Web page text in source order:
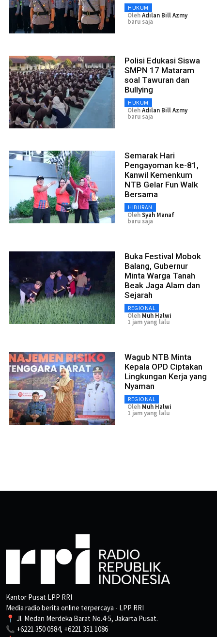
HUKUM
OlehAdilan Bill Azmy
baru saja
Polisi Edukasi Siswa
SMPN 17 Mataram
soal Tawuran dan
Bullying
HUKUM
OlehAdilan Bill Azmy
baru saja
Semarak Hari
Pengayoman ke-81,
Kanwil Kemenkum
NTB Gelar Fun Walk
Bersama
HIBURAN
OlehSyah Manaf
baru saja
Buka Festival Mobok
Balang, Gubernur
Minta Warga Tanah
Beak Jaga Alam dan
Sejarah
REGIONAL
Oleh Muh Halwi
1 jam yang lalu
Wagub NTB Minta
Kepala OPD Ciptakan
Lingkungan Kerja yang
Nyaman
REGIONAL
Oleh Muh Halwi
1 jam yang lalu
Kantor Pusat LPP RRI
Media radio berita online terpercaya - LPP RRI
📍 Jl. Medan Merdeka Barat No.4-5, Jakarta Pusat.
📞 +6221 350 0584, +6221 351 1086